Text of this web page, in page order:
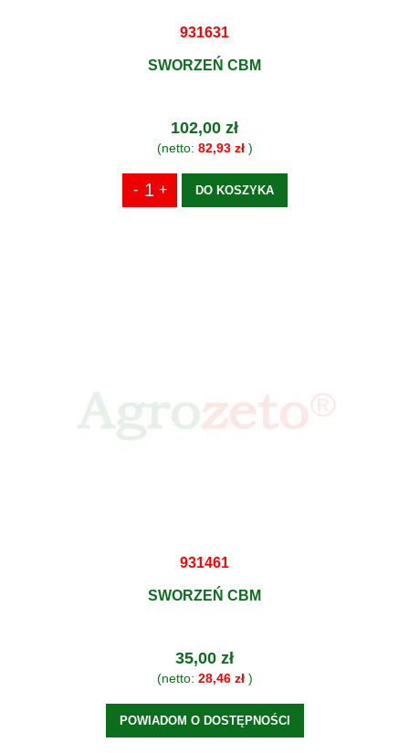
931631
SWORZEŃ CBM
102,00 zł
(netto: 82,93 zł)
DO KOSZYKA
931461
SWORZEŃ CBM
35,00 zł
(netto: 28,46 zł)
POWIADOM O DOSTĘPNOŚCI